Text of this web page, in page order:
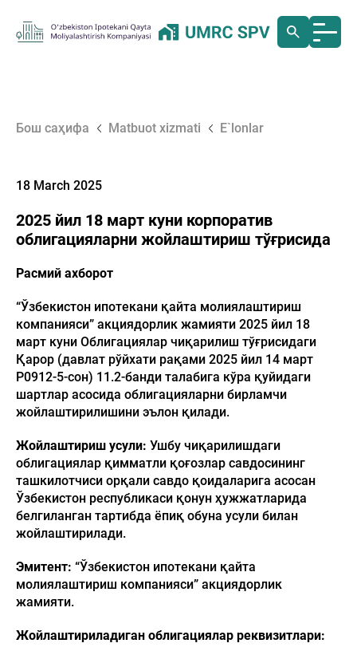
Бош саҳифа Matbuot xizmati E`lonlar
18 March 2025
2025 йил 18 март куни корпоратив
облигацияларни жойлаштириш тўғрисида
Расмий ахборот
“Ўзбекистон ипотекани қайта молиялаштириш
компанияси” акциядорлик жамияти 2025 йил 18
март куни Облигациялар чиқарилиш тўғрисидаги
Қарор (давлат рўйхати рақами 2025 йил 14 март
P0912-5-сон) 11.2-банди талабига кўра қуйидаги
шартлар асосида облигацияларни бирламчи
жойлаштирилишини эълон қилади.
Жойлаштириш усули: Ушбу чиқарилишдаги
облигациялар қимматли қоғозлар савдосининг
ташкилотчиси орқали савдо қоидаларига асосан
Ўзбекистон республикаси қонун ҳужжатларида
белгиланган тартибда ёпиқ обуна усули билан
жойлаштирилади.
Эмитент: “Ўзбекистон ипотекани қайта
молиялаштириш компанияси” акциядорлик
жамияти.
Жойлаштириладиган облигациялар реквизитлари: